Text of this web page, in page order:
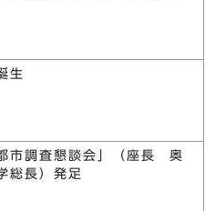
生
市調査懇談会」（座長 奥
総長）発足